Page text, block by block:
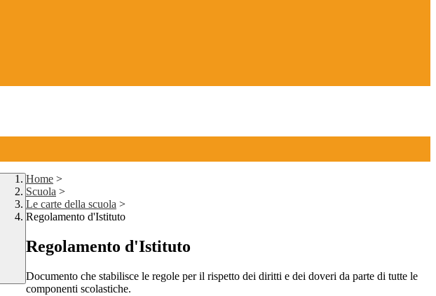
Home >
Scuola >
Le carte della scuola >
Regolamento d'Istituto
Regolamento d'Istituto
Documento che stabilisce le regole per il rispetto dei diritti e dei doveri da parte di tutte le
componenti scolastiche.